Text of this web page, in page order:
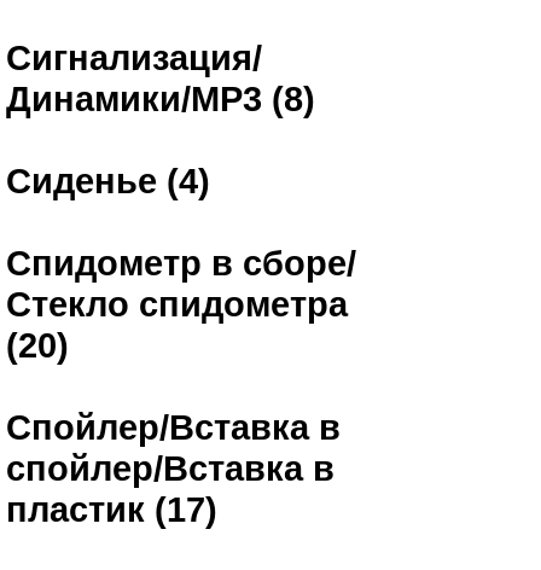
Сигнализация/
Динамики/MP3 (8)
Сиденье (4)
Спидометр в сборе/
Стекло спидометра
(20)
Спойлер/Вставка в
спойлер/Вставка в
пластик (17)